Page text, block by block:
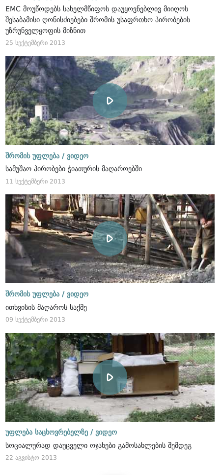
EMC მოუწოდებს სახელმწიფოს დაუყოვნებლივ მიიღოს
შესაბამისი ღონისძიებები შრომის უსაფრთხო პირობების
უზრუნველყოფის მიზნით
25 სექტემბერი 2013
შრომის უფლება / ვიდეო
სამუშაო პირობები ჭიათურის მაღაროებში
11 სექტემბერი 2013
შრომის უფლება / ვიდეო
ითხვისის მაღაროს საქმე
09 სექტემბერი 2013
უფლება საცხოვრებელზე / ვიდეო
სოციალურად დაუცველი ოჯახები გამოსახლების შემდეგ
22 აგვისტო 2013